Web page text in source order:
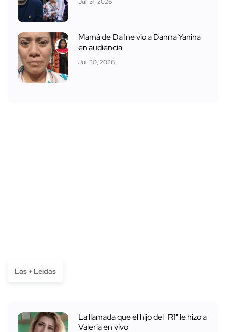
Jul. 31, 2026
Mamá de Dafne vio a Danna Yanina
en audiencia
Jul. 30, 2026
Las + Leídas
La llamada que el hijo del "R1" le hizo a
Valeria en vivo